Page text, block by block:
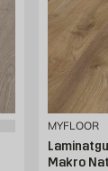
MYFLOOR
Makro